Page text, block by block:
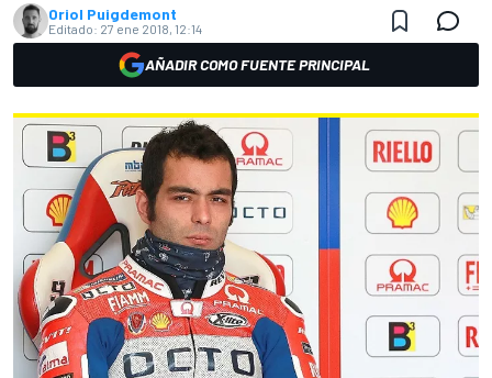
Oriol Puigdemont
Editado: 27 ene 2018, 12:14
AÑADIR COMO FUENTE PRINCIPAL